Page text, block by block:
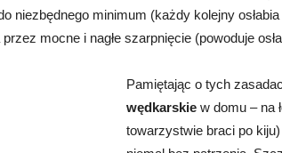
niezbędnego minimum (każdy kolejny osłabia
mocne i nagłe szarpnięcie (powoduje
Pamiętając o tych
wędkarskie w domu – na
towarzystwie braci po